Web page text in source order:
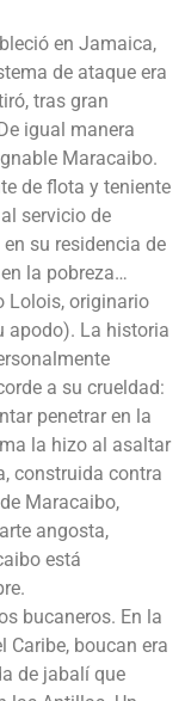
en Jamaica,
de ataque era
tras gran
igual manera
Maracaibo.
de flota y teniente
servicio de
su residencia de
la pobreza…
Lolois, originario
apodo). La historia
a su crueldad:
penetrar en la
la hizo al asaltar
construida contra
Maracaibo,
angosta,
está
bucaneros. En la
Caribe, boucan era
de jabalí que